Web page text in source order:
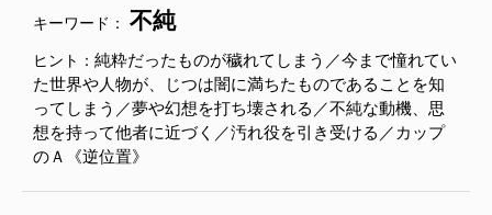
キーワード： 不純
ヒント： 純粋だったものが穢れてしまう／今まで憧れてい
た世界や人物が、じつは闇に満ちたものであることを知
ってしまう／夢や幻想を打ち壊される／不純な動機、思
想を持って他者に近づく／汚れ役を引き受ける／カップ
のＡ《逆位置》